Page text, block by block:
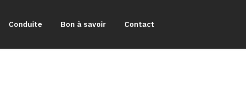
Conduite Bon à savoir Contact